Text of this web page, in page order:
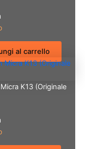
al carrello
K13 (Originale